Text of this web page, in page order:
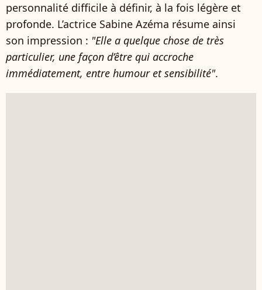
personnalité difficile à définir, à la fois légère et
profonde. L’actrice Sabine Azéma résume ainsi
son impression : "Elle a quelque chose de très
particulier, une façon d’être qui accroche
immédiatement, entre humour et sensibilité".